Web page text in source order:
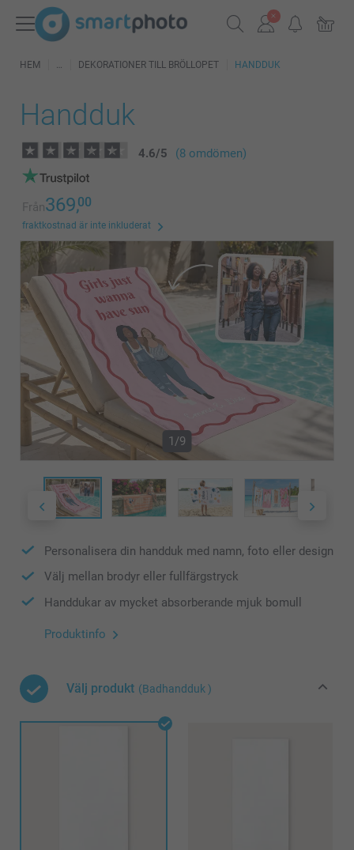
HEM DEKORATIONER TILL BRÖLLOPET HANDDUK
Handduk
4.6/5 (8 omdömen)
Från369,00
fraktkostnad är inte inkluderat
1/9
Personalisera din handduk med namn, foto eller design
Välj mellan brodyr eller fullfärgstryck
Handdukar av mycket absorberande mjuk bomull
Produktinfo
Välj produkt (Badhandduk )